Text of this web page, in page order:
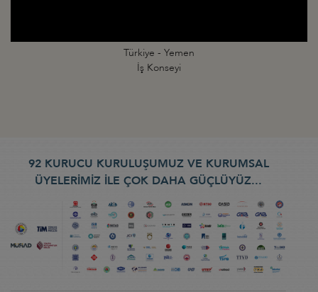
Türkiye - Yemen
İş Konseyi
92 KURUCU KURULUŞUMUZ VE KURUMSAL
ÜYELERİMİZ İLE ÇOK DAHA GÜÇLÜYÜZ...